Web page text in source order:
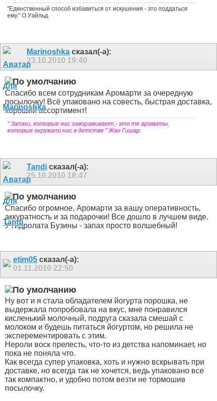
"Единственный способ избавиться от искушения - это поддаться
ему." О.Уайльд.
Marinoshka сказал(-а):
23.10.2010 19:40
Спасибо всем сотрудникам Аромарти за очередную
посылочку! Всё упаковано на совесть, быстрая доставка,
хороший ассортимент!
" Запахи, которые нас завораживают,- это те ароматы,
которые окружали нас в детстве." Жан Гишар.
Tandi сказал(-а):
25.10.2010 18:47
Спасибо огромное, Аромарти за вашу оперативность,
аккуратность и за подарочки! Все дошло в лучшем виде.
У гидролата Бузины - запах просто волшебный!
etim05 сказал(-а):
01.11.2010 22:50
Ну вот и я стала обладателем йогурта порошка, не
выдержала попробовала на вкус, мне понравился
кисленький молочный, подруга сказала смешай с
молоком и будешь питаться йогуртом, но решила не
эксперементировать с этим.
Нероли воск прелесть, что-то из детства напоминает, но
пока не поняла что.
Как всегда супер упаковка, хоть и нужно вскрывать при
доставке, но всегда так не хочется, ведь упаковано все
так компактно, и удобно потом везти не тормошив
посылочку.